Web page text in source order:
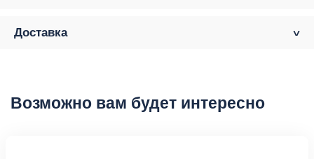
Доставка
Возможно вам будет интересно